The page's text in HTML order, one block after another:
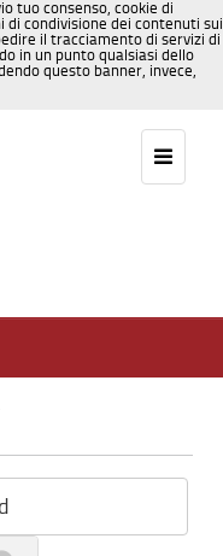
tuo consenso, cookie di
condivisione dei contenuti sui
il tracciamento di servizi di
in un punto qualsiasi dello
questo banner, invece,